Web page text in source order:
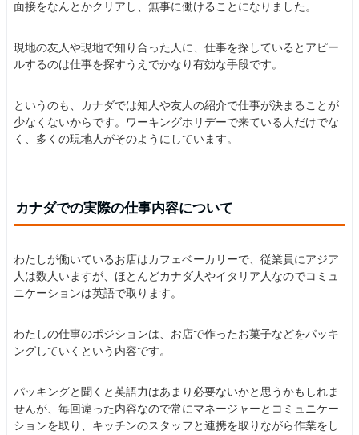
面接をなんとかクリアし、無事に働けることになりました。
現地の友人や現地で知り合った人に、仕事を探しているとアピー
ルするのは仕事を探すうえでかなり有効な手段です。
というのも、カナダでは知人や友人の紹介で仕事が決まることが
少なくないからです。ワーキングホリデーで来ている人だけでな
く、多くの現地人がそのようにしています。
カナダでの実際の仕事内容について
わたしが働いているお店はカフェベーカリーで、従業員にアジア
人は数人いますが、ほとんどカナダ人やイタリア人なのでコミュ
ニケーションは英語で取ります。
わたしの仕事のポジションは、お店で作ったお菓子などをパッキ
ングしていくという内容です。
パッキングと聞くと英語力はあまり必要ないかと思うかもしれま
せんが、毎回違った内容なので常にマネージャーとコミュニケー
ションを取り、キッチンのスタッフと連携を取りながら作業をし